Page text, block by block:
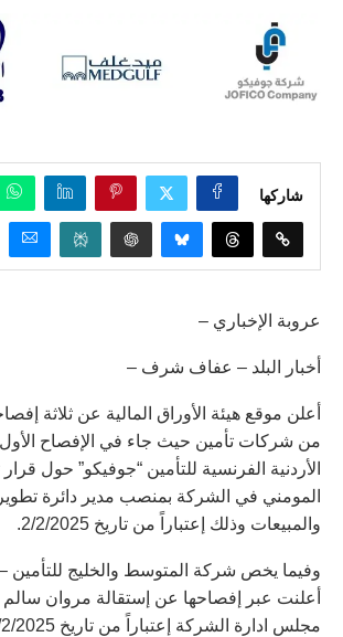
شاركها
عروبة الإخباري –
أخبار البلد – عفاف شرف –
أعلن موقع هيئة الأوراق المالية عن ثلاثة
من شركات تأمين حيث جاء في الإفصاح
الأردنية الفرنسية للتأمين “جوفيكو” حول
المومني في الشركة بمنصب مدير دائرة
والمبيعات وذلك إعتباراً من تاريخ 2/2/2025.
وفيما يخص شركة المتوسط والخليج للتأمين
أعلنت عبر إفصاحها عن إستقالة مروان
مجلس ادارة الشركة إعتباراً من تاريخ 19/2/2025.